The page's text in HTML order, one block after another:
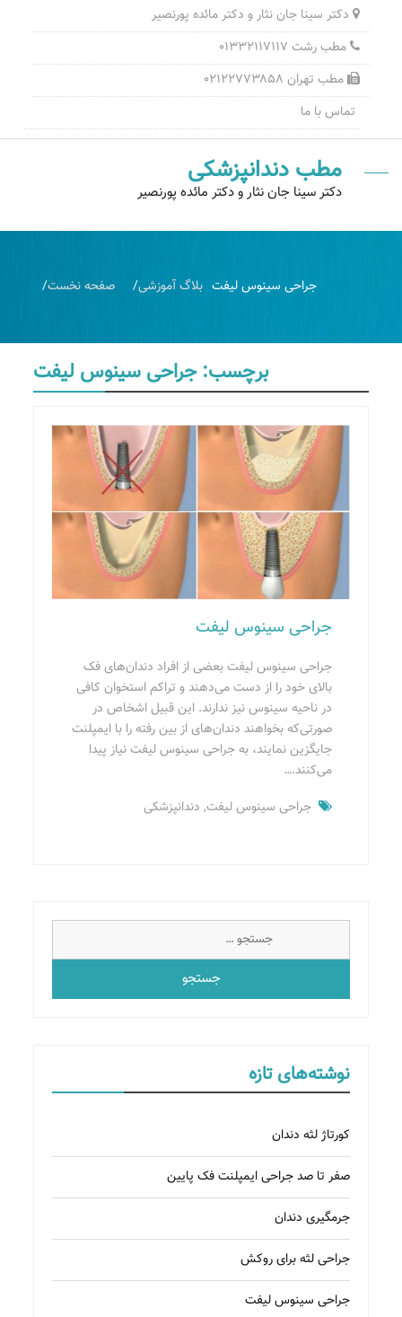
دکتر سینا جان نثار و دکتر مائده پورنصیر
مطب رشت ۰۱۳۳۲۱۱۷۱۱۷
مطب تهران ۰۲۱۲۲۷۷۳۸۵۸
تماس با ما
مطب دندانپزشکی
دکتر سینا جان نثار و دکتر مائده پورنصیر
صفحه نخست بلاگ آموزشی جراحی سینوس لیفت
برچسب:جراحی سینوس لیفت
جراحی سینوس لیفت
جراحی سینوس لیفت بعضی از افراد دندان‌های فک
بالای خود را از دست می‌دهند و تراکم استخوان کافی
در ناحیه سینوس نیز ندارند. این قبیل اشخاص در
صورتی‌که بخواهند دندان‌های از بین رفته را با ایمپلنت
جایگزین نمایند، به جراحی سینوس لیفت نیاز پیدا
می‌کنند.…
جراحی سینوس لیفت, دندانپزشکی
نوشته‌های تازه
کورتاژ لثه دندان
صفر تا صد جراحی ایمپلنت فک پایین
جرمگیری دندان
جراحی لثه برای روکش
جراحی سینوس لیفت